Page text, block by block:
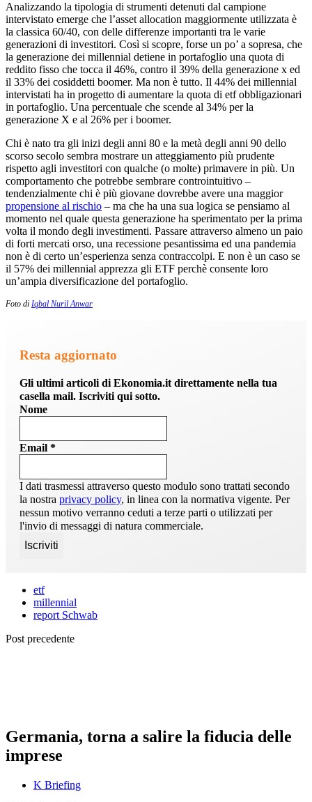
Analizzando la tipologia di strumenti detenuti dal campione
intervistato emerge che l’asset allocation maggiormente utilizzata è
la classica 60/40, con delle differenze importanti tra le varie
generazioni di investitori. Così si scopre, forse un po’ a sopresa, che
la generazione dei millennial detiene in portafoglio una quota di
reddito fisso che tocca il 46%, contro il 39% della generazione x ed
il 33% dei cosiddetti boomer. Ma non è tutto. Il 44% dei millennial
intervistati ha in progetto di aumentare la quota di etf obbligazionari
in portafoglio. Una percentuale che scende al 34% per la
generazione X e al 26% per i boomer.
Chi è nato tra gli inizi degli anni 80 e la metà degli anni 90 dello
scorso secolo sembra mostrare un atteggiamento più prudente
rispetto agli investitori con qualche (o molte) primavere in più. Un
comportamento che potrebbe sembrare controintuitivo –
tendenzialmente chi è più giovane dovrebbe avere una maggior
propensione al rischio – ma che ha una sua logica se pensiamo al
momento nel quale questa generazione ha sperimentato per la prima
volta il mondo degli investimenti. Passare attraverso almeno un paio
di forti mercati orso, una recessione pesantissima ed una pandemia
non è di certo un’esperienza senza contraccolpi. E non è un caso se
il 57% dei millennial apprezza gli ETF perchè consente loro
un’ampia diversificazione del portafoglio.
Foto di Iqbal Nuril Anwar
Resta aggiornato
Gli ultimi articoli di Ekonomia.it direttamente nella tua
casella mail. Iscriviti qui sotto.
Nome
Email *
I dati trasmessi attraverso questo modulo sono trattati secondo
la nostra privacy policy, in linea con la normativa vigente. Per
nessun motivo verranno ceduti a terze parti o utilizzati per
l'invio di messaggi di natura commerciale.
etf
millennial
report Schwab
Post precedente
Germania, torna a salire la fiducia delle
imprese
K Briefing